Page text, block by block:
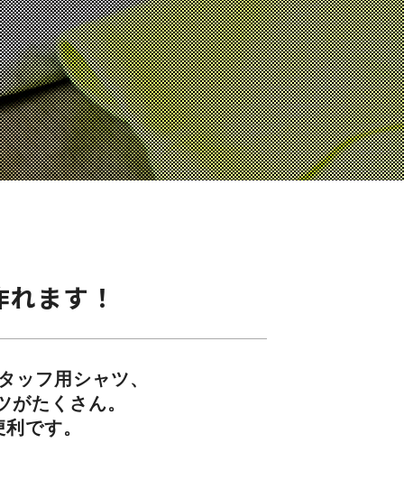
ます！
フ用シャツ、
たくさん。
です。